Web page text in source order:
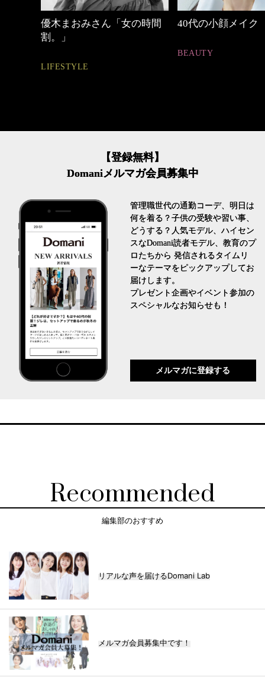
40代の小顔メイク
心地よくいられる
【登録無料】
Domaniメルマガ会員募集中
管理職世代の通勤コーデ、明日は
何を着る？子供の受験や習い事、
どうする？人気モデル、ハイセン
スなDomani読者モデル、教育のプ
ロたちから 発信されるタイムリ
ーなテーマをピックアップしてお
届けします。
プレゼント企画やイベント参加の
スペシャルなお知らせも！
メルマガに登録する
Recommended
編集部のおすすめ
リアルな声を届けるDomani Lab
メルマガ会員募集中です！